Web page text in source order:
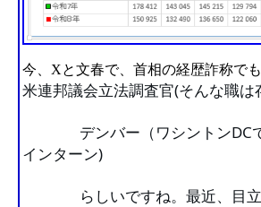
今、Xと文春で、首相の経歴詐称でも
米連邦議会立法調査官(そんな職
インターン)
らしいですね